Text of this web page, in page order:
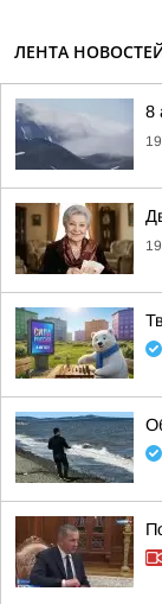
ЛЕНТА
8